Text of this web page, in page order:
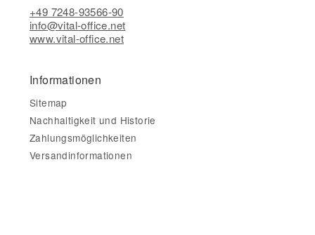
+49 7248-93566-90
info@vital-office.net
www.vital-office.net
Informationen
Sitemap
Nachhaltigkeit und Historie
Zahlungsmöglichkeiten
Versandinformationen